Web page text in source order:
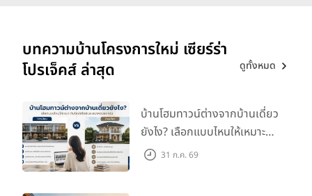
บทความบ้านโครงการใหม่ เซียร์ร่า
โปรเจ็คส์ ล่าสุด
ดูทั้งหมด
บ้านโฮมทาวน์ต่างจากบ้านเดี่ยว
ยังไง? เลือกแบบไหนให้เหมาะ
กับไลฟ์สไตล์และอนาคตของ
31 ก.ค. 69